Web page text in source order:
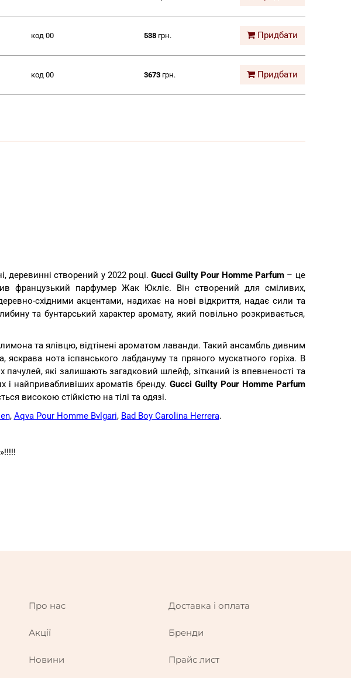
код 00 538грн. Придбати
код 00 3673грн. Придбати
деревинні створений у 2022 році. Gucci Guilty Pour Homme Parfum – це
французький парфумер Жак Юкліє. Він створений для сміливих,
східними акцентами, надихає на нові відкриття, надає сили та
та бунтарський характер аромату, який повільно розкривається,
та ялівцю, відтінені ароматом лаванди. Такий ансамбль дивним
яскрава нота іспанського лабдануму та пряного мускатного горіха. В
пачулей, які залишають загадковий шлейф, зітканий із впевненості та
і найпривабливіших ароматів бренду.Gucci Guilty Pour Homme Parfum
високою стійкістю на тілі та одязі.
, Aqva Pour Homme Bvlgari, Bad Boy Carolina Herrera.
!!!
Про нас Доставка і оплата
Акції Бренди
Новини Прайс лист